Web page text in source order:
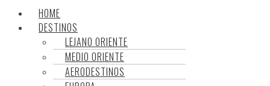
HOME
DESTINOS
LEJANO ORIENTE
MEDIO ORIENTE
AERODESTINOS